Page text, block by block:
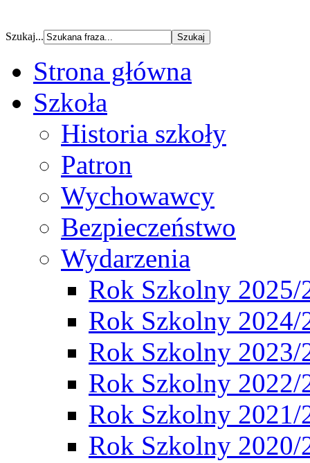
Szukaj...
Strona główna
Szkoła
Historia szkoły
Patron
Wychowawcy
Bezpieczeństwo
Wydarzenia
Rok Szkolny 2025/
Rok Szkolny 2024/
Rok Szkolny 2023/
Rok Szkolny 2022/
Rok Szkolny 2021/
Rok Szkolny 2020/